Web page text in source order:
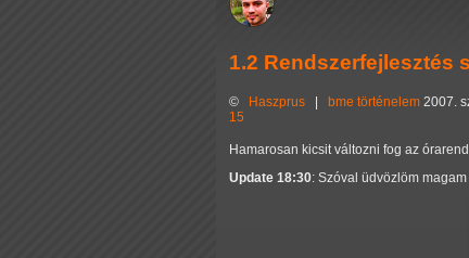
1.2 Rendszerfejlesztés
© Haszprus bme történelem 2007.
15
Hamarosan kicsit változni fog az
Update 18:30: Szóval üdvözlöm